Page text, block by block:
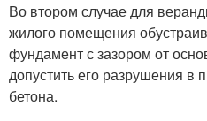
Во втором случае для
жилого помещения
фундамент с зазором от
допустить его разрушения в
бетона.